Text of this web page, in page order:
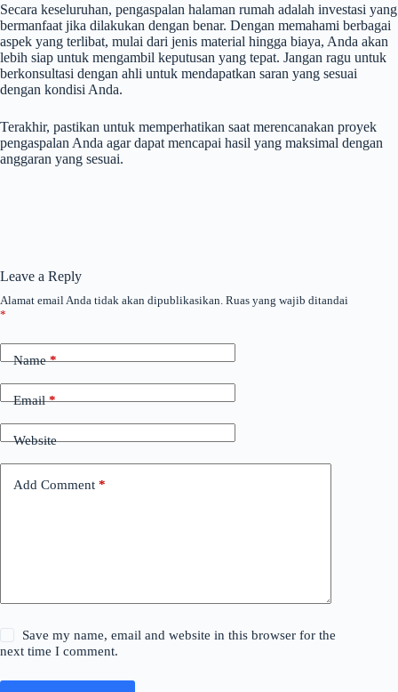
Secara keseluruhan, pengaspalan halaman rumah adalah investasi yang
bermanfaat jika dilakukan dengan benar. Dengan memahami berbagai
aspek yang terlibat, mulai dari jenis material hingga biaya, Anda akan
lebih siap untuk mengambil keputusan yang tepat. Jangan ragu untuk
berkonsultasi dengan ahli untuk mendapatkan saran yang sesuai
dengan kondisi Anda.
Terakhir, pastikan untuk memperhatikan saat merencanakan proyek
pengaspalan Anda agar dapat mencapai hasil yang maksimal dengan
anggaran yang sesuai.
Leave a Reply
Alamat email Anda tidak akan dipublikasikan. Ruas yang wajib ditandai
*
Name*
Email*
Website
Add Comment *
Save my name, email and website in this browser for the
next time I comment.